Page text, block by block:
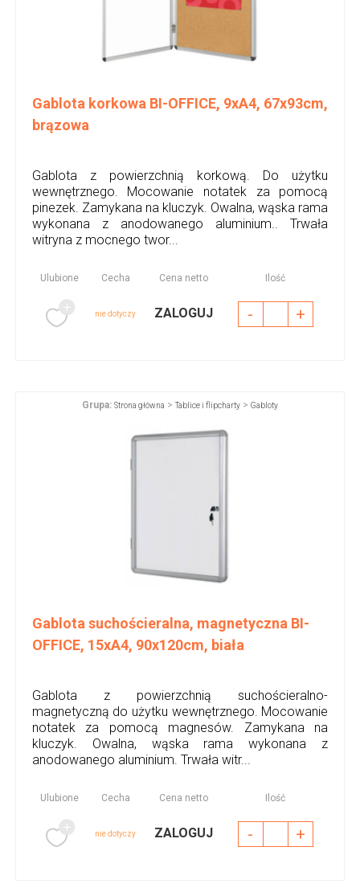
Gablota korkowa BI-OFFICE, 9xA4, 67x93cm,
brązowa
Gablota z powierzchnią korkową. Do użytku
wewnętrznego. Mocowanie notatek za pomocą
pinezek. Zamykana na kluczyk. Owalna, wąska rama
wykonana z anodowanego aluminium.. Trwała
witryna z mocnego twor...
Ulubione Cecha Cena netto Ilość
nie dotyczy ZALOGUJ - +
Grupa: Strona główna >Tablice i flipcharty > Gabloty
Gablota suchościeralna, magnetyczna BI-
OFFICE, 15xA4, 90x120cm, biała
Gablota z powierzchnią suchościeralno-
magnetyczną do użytku wewnętrznego. Mocowanie
notatek za pomocą magnesów. Zamykana na
kluczyk. Owalna, wąska rama wykonana z
anodowanego aluminium. Trwała witr...
Ulubione Cecha Cena netto Ilość
nie dotyczy ZALOGUJ - +